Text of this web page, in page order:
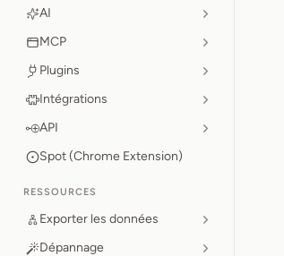
AI
MCP
Plugins
Intégrations
API
Spot (Chrome Extension)
RESSOURCES
Exporter les données
Dépannage